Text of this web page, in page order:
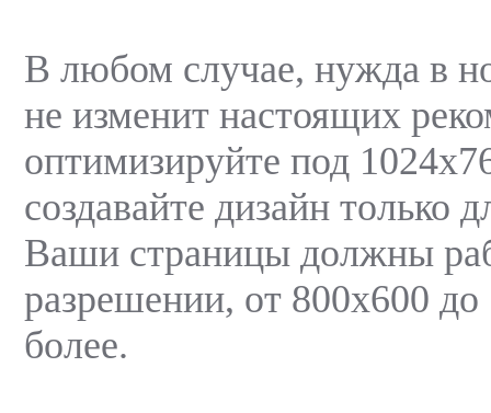
В любом случае, нужда в
не изменит настоящих
оптимизируйте под
создавайте дизайн только
Ваши страницы должны
разрешении, от 800х600
более.